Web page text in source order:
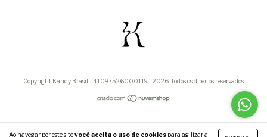
Ao navegar por este sitevocê aceita o uso de cookies para agilizar a
Copyright Kandy Brasil - 41097526000119 - 2026. Todos os direitos reservados.